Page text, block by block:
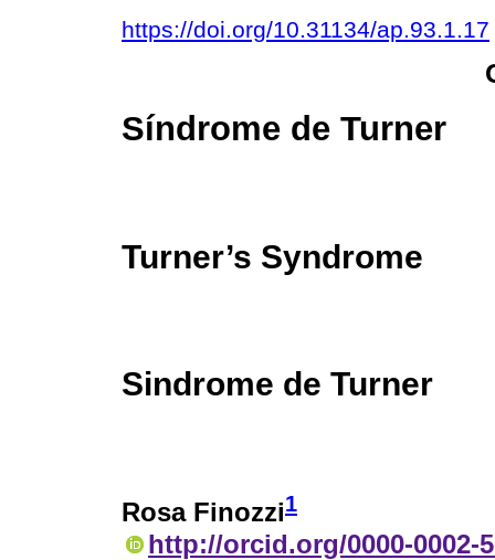
https://doi.org/10.31134/ap.93.1.17
Síndrome de Turner
Turner’s Syndrome
Sindrome de Turner
Rosa Finozzi1
http://orcid.org/0000-0002-